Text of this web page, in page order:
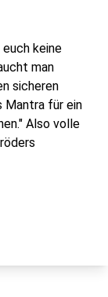
keine
man
sicheren
Mantra für ein
Also volle